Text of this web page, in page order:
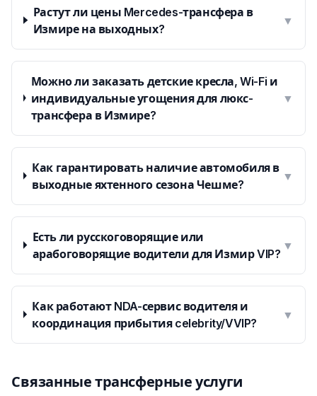
Растут ли цены Mercedes-трансфера в
Измире на выходных?
▼
Можно ли заказать детские кресла, Wi-Fi и
индивидуальные угощения для люкс-
трансфера в Измире?
▼
Как гарантировать наличие автомобиля в
выходные яхтенного сезона Чешме?
▼
Есть ли русскоговорящие или
арабоговорящие водители для Измир VIP?
▼
Как работают NDA-сервис водителя и
координация прибытия celebrity/VVIP?
▼
Связанные трансферные услуги